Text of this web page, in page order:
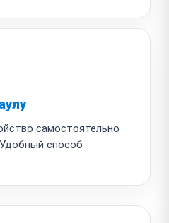
самостоятельно
способ